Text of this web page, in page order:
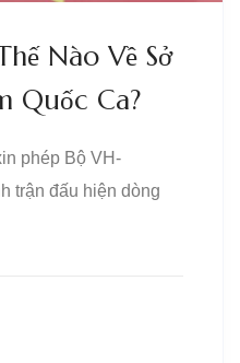
Nào Về Sở
Quốc Ca?
phép Bộ VH-
trận đấu hiện dòng